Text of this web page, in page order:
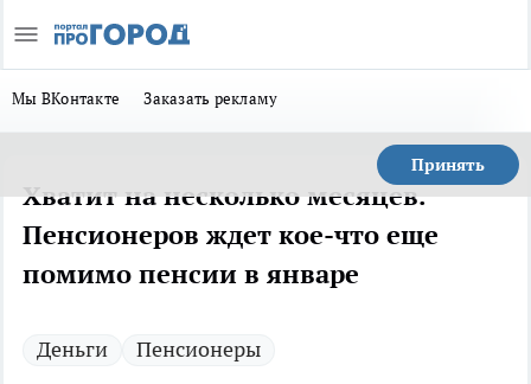
Мы ВКонтакте Заказать рекламу
Принять
Хватит на несколько месяцев.
Пенсионеров ждет кое-что еще
помимо пенсии в январе
Деньги Пенсионеры